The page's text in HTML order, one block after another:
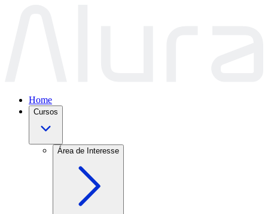
Home
Cursos
Área de Interesse